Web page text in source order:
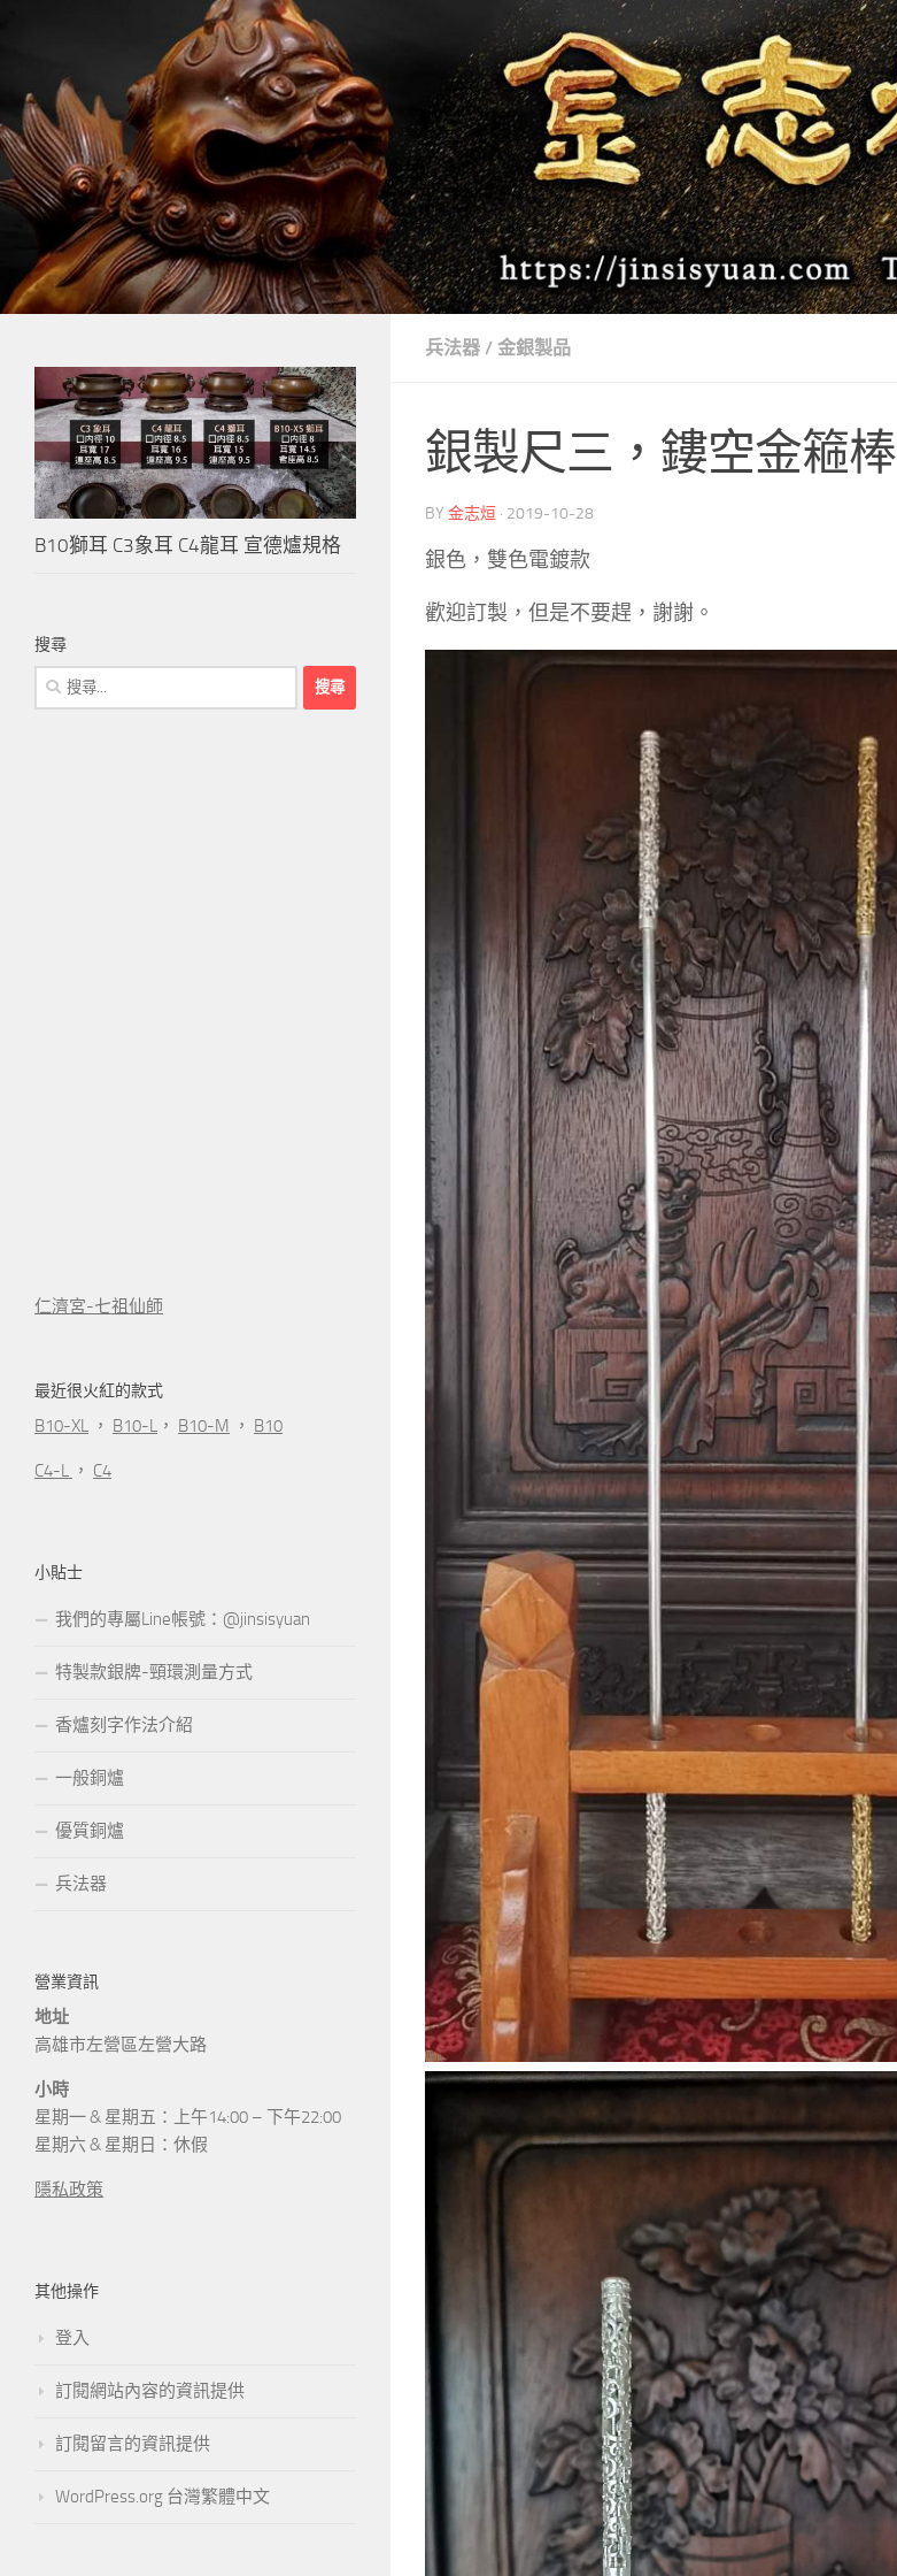
兵法器 / 金銀製品
銀製尺三，鏤空金篐棒
BY 金志烜 · 2019-10-28
銀色，雙色電鍍款
歡迎訂製，但是不要趕，謝謝。
B10獅耳 C3象耳 C4龍耳 宣德爐規格
搜尋
搜
尋
仁濟宮-七祖仙師
最近很火紅的款式
B10-XL ， B10-L ， B10-M ， B10
C4-L ， C4
小貼士
我們的專屬Line帳號：@jinsisyuan
特製款銀牌-頸環測量方式
香爐刻字作法介紹
一般銅爐
優質銅爐
兵法器
營業資訊
地址
高雄市左營區左營大路
小時
星期一 & 星期五：上午14:00 – 下午22:00
星期六 & 星期日：休假
隱私政策
其他操作
登入
訂閱網站內容的資訊提供
訂閱留言的資訊提供
WordPress.org 台灣繁體中文